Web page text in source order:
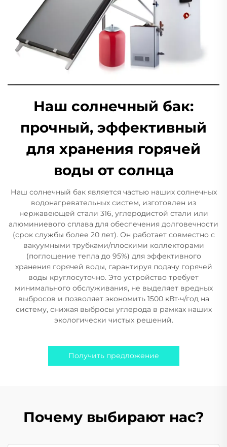
Наш солнечный бак:
прочный, эффективный
для хранения горячей
воды от солнца
Наш солнечный бак является частью наших солнечных
водонагревательных систем, изготовлен из
нержавеющей стали 316, углеродистой стали или
алюминиевого сплава для обеспечения долговечности
(срок службы более 20 лет). Он работает совместно с
вакуумными трубками/плоскими коллекторами
(поглощение тепла до 95%) для эффективного
хранения горячей воды, гарантируя подачу горячей
воды круглосуточно. Это устройство требует
минимального обслуживания, не выделяет вредных
выбросов и позволяет экономить 1500 кВт·ч/год на
систему, снижая выбросы углерода в рамках наших
экологически чистых решений.
Получить предложение
Почему выбирают нас?